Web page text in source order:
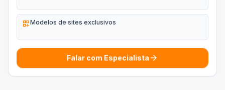
dashboard_customizeModelos de sites exclusivos
Falar com Especialista arrow_forward